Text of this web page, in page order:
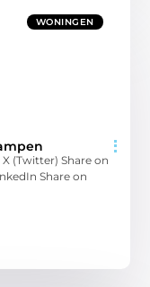
WONINGEN
(Twitter) Share on
Share on